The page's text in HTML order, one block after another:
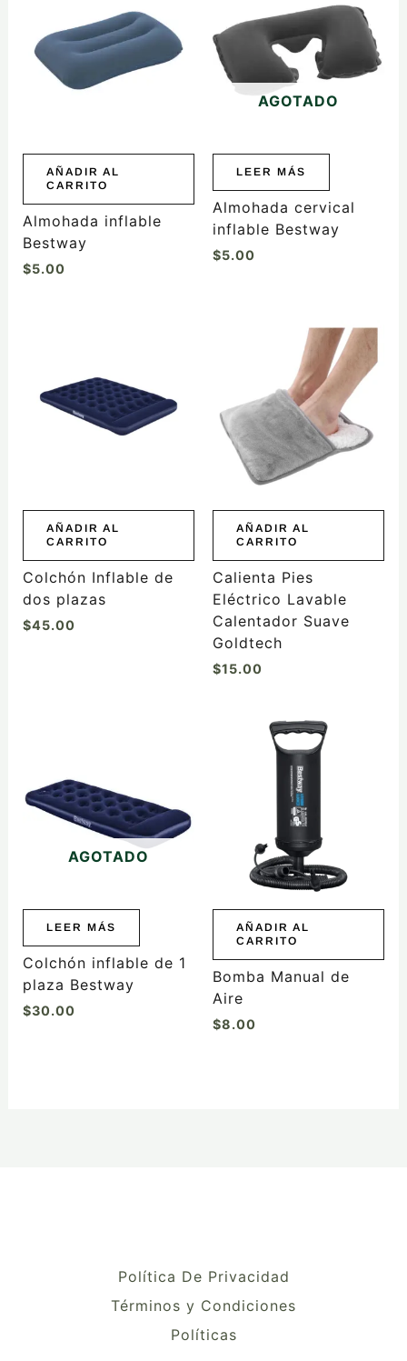
AÑADIR AL
CARRITO
Almohada inflable
Bestway
$5.00
AGOTADO
LEER MÁS
Almohada cervical
inflable Bestway
$5.00
AÑADIR AL
CARRITO
Colchón Inflable de
dos plazas
$45.00
AÑADIR AL
CARRITO
Calienta Pies
Eléctrico Lavable
Calentador Suave
Goldtech
$15.00
AGOTADO
LEER MÁS
Colchón inflable de 1
plaza Bestway
$30.00
AÑADIR AL
CARRITO
Bomba Manual de
Aire
$8.00
Política De Privacidad
Términos y Condiciones
Políticas